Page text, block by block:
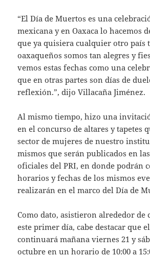
“El Día de Muertos es una
mexicana y en Oaxaca lo hacemos
que ya quisiera cualquier otro país
oaxaqueños somos tan alegres y
vemos estas fechas como una
que en otras partes son días de
reflexión.”, dijo Villacaña Jiménez.
Al mismo tiempo, hizo una
en el concurso de altares y tapetes
sector de mujeres de nuestro
mismos que serán publicados en
oficiales del PRI, en donde podrán
horarios y fechas de los mismos
realizarán en el marco del Día de
Como dato, asistieron alrededor de
este primer día, cabe destacar que
continuará mañana viernes 21 y
octubre en un horario de 10:00 a